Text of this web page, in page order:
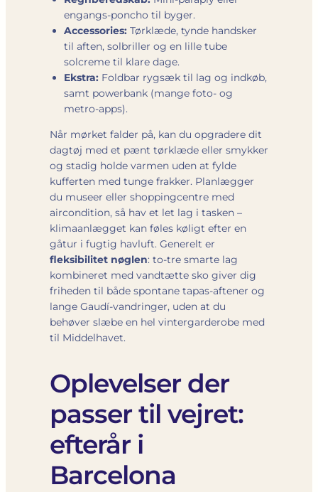
engangs-poncho til byger.
Accessories: Tørklæde, tynde handsker
til aften, solbriller og en lille tube
solcreme til klare dage.
Ekstra: Foldbar rygsæk til lag og indkøb,
samt powerbank (mange foto- og
metro-apps).
Når mørket falder på, kan du opgradere dit
dagtøj med et pænt tørklæde eller smykker
og stadig holde varmen uden at fylde
kufferten med tunge frakker. Planlægger
du museer eller shoppingcentre med
aircondition, så hav et let lag i tasken –
klimaanlægget kan føles køligt efter en
gåtur i fugtig havluft. Generelt er
fleksibilitet nøglen: to-tre smarte lag
kombineret med vandtætte sko giver dig
friheden til både spontane tapas-aftener og
lange Gaudí-vandringer, uden at du
behøver slæbe en hel vintergarderobe med
til Middelhavet.
Oplevelser der
passer til vejret:
efterår i
Barcelona